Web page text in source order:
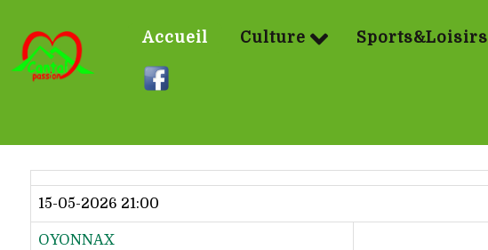
Accueil Culture Sports&Loisirs
15-05-2026 21:00
OYONNAX